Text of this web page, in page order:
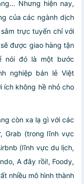
Nhưng hiện nay,
của các ngành dịch
trực tuyến chỉ với
được giao hàng tận
nói đó là một bước
nghiệp bán lẻ Việt
ích không hề nhỏ cho
còn xa lạ gì với các
Grab (trong lĩnh vực
(lĩnh vực du lịch,
A đây rồi!, Foody,
nhiều mô hình thành